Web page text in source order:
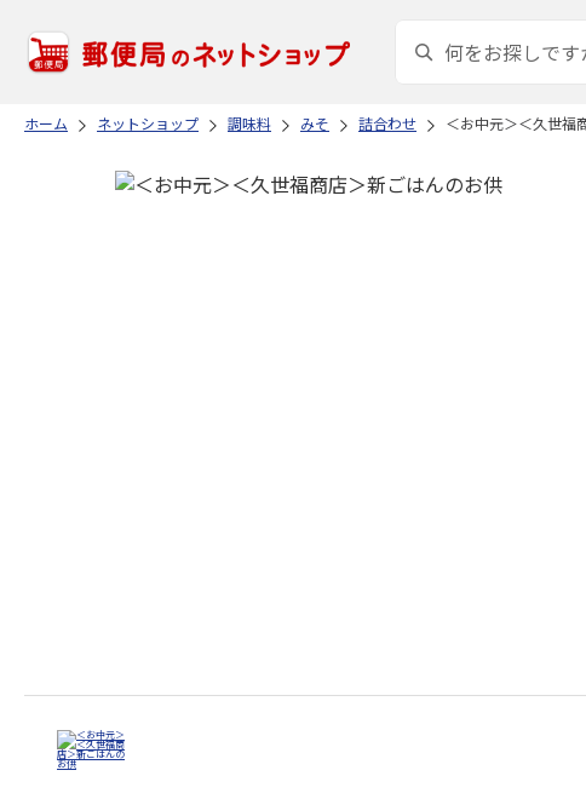
ホーム ネットショップ 調味料 みそ 詰合わせ ＜お中元＞＜久世福